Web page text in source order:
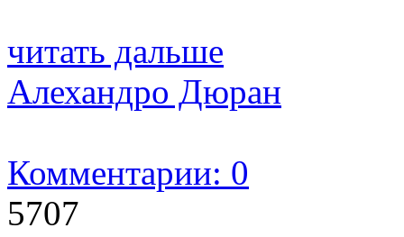
читать дальше
Алехандро Дюран
Комментарии: 0
5707